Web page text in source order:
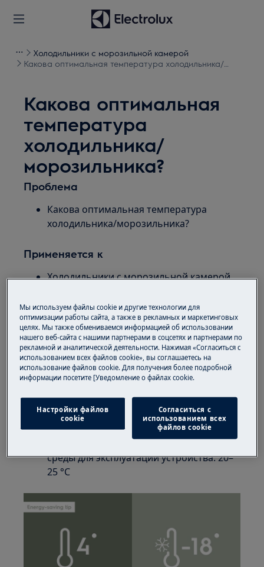
Холодильники с морозильной камерой
Какова оптимальная температура холодильника/
Какова оптимальная
температура
холодильника/
морозильника?
Проблема
Какова оптимальная температура
холодильника/морозильника?
Применяется к
Холодильники с морозильной камерой
Холодильники
Решение
Температура холодильника должна быть
ниже 4 °C, а температура морозильника
от модели).
В летний сезон температуру нужно
слегка повысить
Оптимальная температура окружающей
среды для эксплуатации устройства: 20–
25 °C
Мы используем файлы cookie и другие технологии для
оптимизации работы сайта, а также в рекламных и маркетинговых
целях. Мы также обмениваемся информацией об использовании
нашего веб-сайта с нашими партнерами в соцсетях и партнерами по
рекламной и аналитической деятельности. Нажимая «Согласиться с
использованием всех файлов cookie», вы соглашаетесь на
использование файлов cookie. Для получения более подробной
информации посетите [Уведомление о файлах cookie.
Настройки файлов
cookie
Согласиться с
использованием всех
файлов cookie